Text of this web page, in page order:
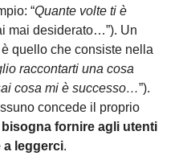
“Quante volte ti è
mai desiderato…”). Un
quello che consiste nella
raccontarti una cosa
cosa mi è successo…”).
concede il proprio
bisogna fornire agli utenti
a leggerci.